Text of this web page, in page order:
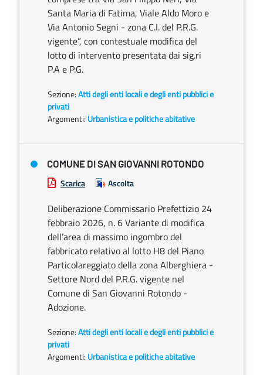
Santa Maria di Fatima, Viale Aldo Moro e
Via Antonio Segni - zona C.I. del P.R.G.
vigente”, con contestuale modifica del
lotto di intervento presentata dai sig.ri
P.A e P.G.
Sezione:Atti degli enti locali e degli enti pubblici e
privati
Argomenti: Urbanistica e politiche abitative
COMUNE DI SAN GIOVANNI ROTONDO
Scarica Ascolta
Deliberazione Commissario Prefettizio 24
febbraio 2026, n. 6 Variante di modifica
dell’area di massimo ingombro del
fabbricato relativo al lotto H8 del Piano
Particolareggiato della zona Alberghiera -
Settore Nord del P.R.G. vigente nel
Comune di San Giovanni Rotondo -
Adozione.
Sezione:Atti degli enti locali e degli enti pubblici e
privati
Argomenti: Urbanistica e politiche abitative